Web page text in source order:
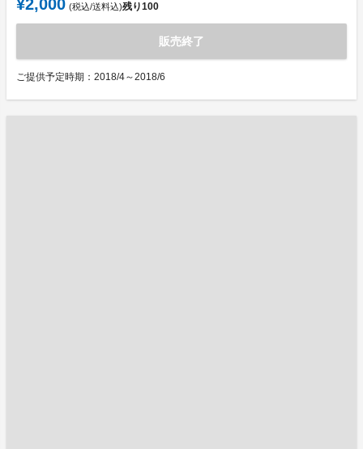
¥2,000 (税込/送料込)残り100
販売終了
ご提供予定時期：2018/4～2018/6